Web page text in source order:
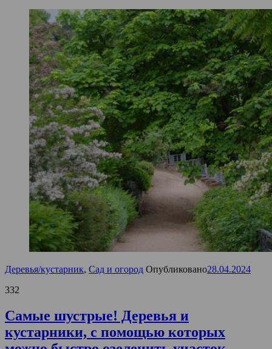
Деревья/кустарник, Сад и огород Опубликовано28.04.2024
332
Самые шустрые! Деревья и
кустарники, с помощью которых